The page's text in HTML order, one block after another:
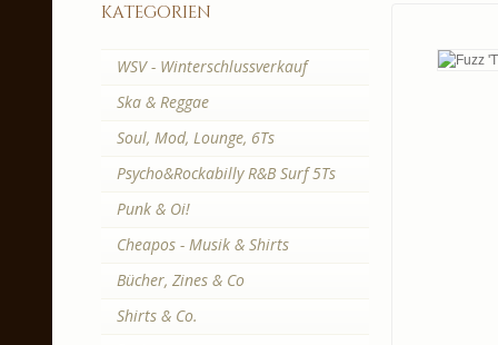
kategorien
WSV - Winterschlussverkauf
Ska & Reggae
Soul, Mod, Lounge, 6Ts
Psycho&Rockabilly R&B Surf 5Ts
Punk & Oi!
Cheapos - Musik & Shirts
Bücher, Zines & Co
Shirts & Co.